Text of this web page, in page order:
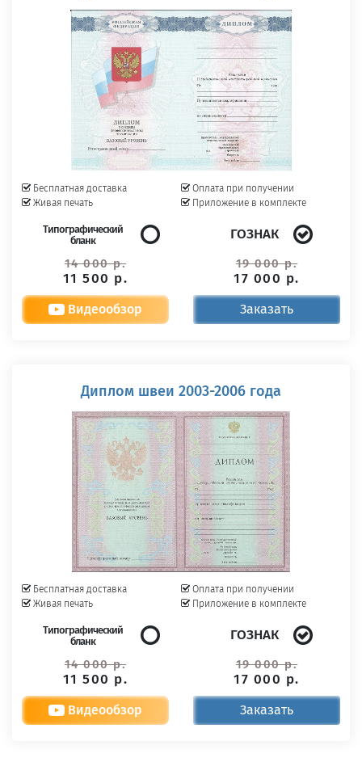
Бесплатная доставка
Живая печать
Оплата при получении
Приложение в комплекте
Типографический
бланк
14 000 р.
11 500 р.
ГОЗНАК
19 000 р.
17 000 р.
Видеообзор Заказать
Диплом швеи 2003-2006 года
Бесплатная доставка
Живая печать
Оплата при получении
Приложение в комплекте
Типографический
бланк
14 000 р.
11 500 р.
ГОЗНАК
19 000 р.
17 000 р.
Видеообзор Заказать